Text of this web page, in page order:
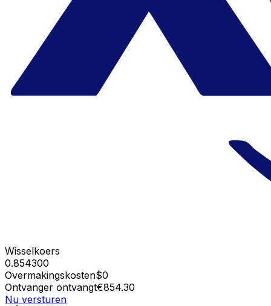
Wisselkoers
0.854300
Overmakingskosten$0
Ontvanger ontvangt€854.30
Nu versturen